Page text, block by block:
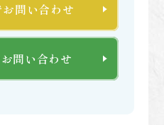
問い合わせ
問い合わせ